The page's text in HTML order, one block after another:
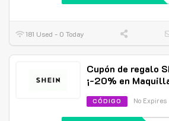
181 Used - 0 Today
Cupón de regalo
¡-20% en
CÓDIGO No Expires